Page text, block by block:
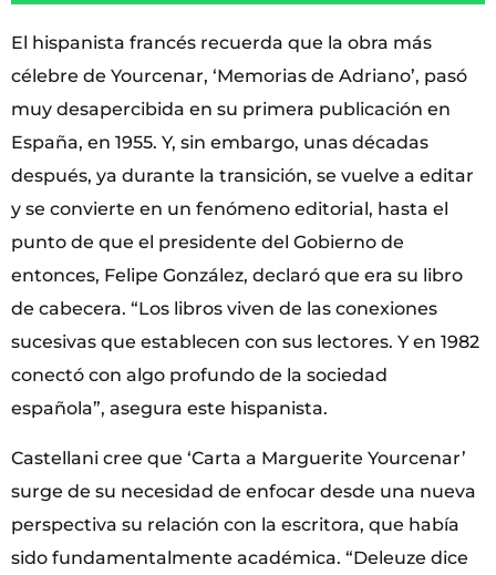
El hispanista francés recuerda que la obra más
célebre de Yourcenar, ‘Memorias de Adriano’, pasó
muy desapercibida en su primera publicación en
España, en 1955. Y, sin embargo, unas décadas
después, ya durante la transición, se vuelve a editar
y se convierte en un fenómeno editorial, hasta el
punto de que el presidente del Gobierno de
entonces, Felipe González, declaró que era su libro
de cabecera. “Los libros viven de las conexiones
sucesivas que establecen con sus lectores. Y en 1982
conectó con algo profundo de la sociedad
española”, asegura este hispanista.
Castellani cree que ‘Carta a Marguerite Yourcenar’
surge de su necesidad de enfocar desde una nueva
perspectiva su relación con la escritora, que había
sido fundamentalmente académica. “Deleuze dice